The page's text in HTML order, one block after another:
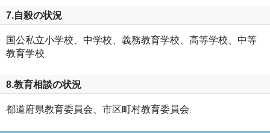
7.自殺の状況
国公私立小学校、中学校、義務教育学校、高等学校、中等
教育学校
8.教育相談の状況
都道府県教育委員会、市区町村教育委員会